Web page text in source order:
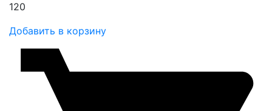
120
Добавить в корзину